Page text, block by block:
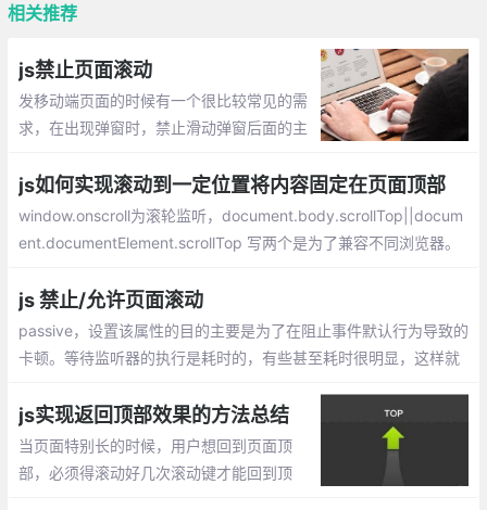
相关推荐
js禁止页面滚动
发移动端页面的时候有一个很比较常见的需
求，在出现弹窗时，禁止滑动弹窗后面的主
js如何实现滚动到一定位置将内容固定在页面顶部
window.onscroll为滚轮监听，document.body.scrollTop||docum
ent.documentElement.scrollTop 写两个是为了兼容不同浏览器。
左右位置虽然是0也要设，不然若为不是100%宽度的内容会出现左
右跳动。
js 禁止/允许页面滚动
passive，设置该属性的目的主要是为了在阻止事件默认行为导致的
卡顿。等待监听器的执行是耗时的，有些甚至耗时很明显，这样就
毕竟空函数的执行也会耗时
js实现返回顶部效果的方法总结
当页面特别长的时候，用户想回到页面顶
部，必须得滚动好几次滚动键才能回到顶